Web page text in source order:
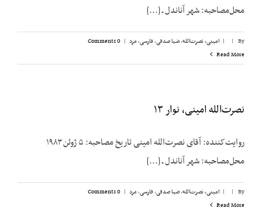
محل‌مصاحبه: شهر آناندل ـ [...]
By
|
| امینی، نصرت‌الله,ضیا صدقی,فارسی,مرد |
0 Comments
Read More
نصرت‌الله امینی، نوار ۱۳
روایت‌کننده: آقای نصرت‌الله امینی تاریخ مصاحبه: ۵ ژوئن ۱۹۸۳
محل‌مصاحبه: شهر آناندل ـ [...]
By
|
| امینی، نصرت‌الله,ضیا صدقی,فارسی,مرد |
0 Comments
Read More